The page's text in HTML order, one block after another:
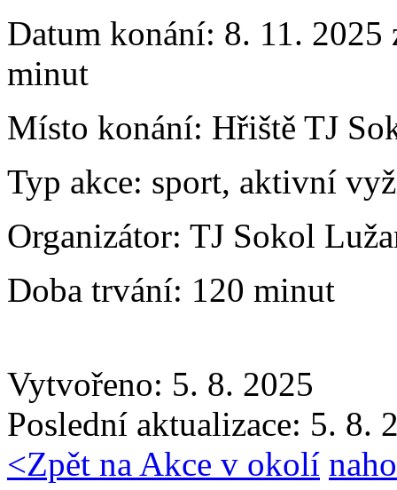
Datum konání: 8. 11. 2025
minut
Místo konání: Hřiště TJ
Typ akce: sport, aktivní
Organizátor: TJ Sokol
Doba trvání: 120 minut
Vytvořeno: 5. 8. 2025
Poslední aktualizace: 5. 8.
<Zpět na Akce v okolí